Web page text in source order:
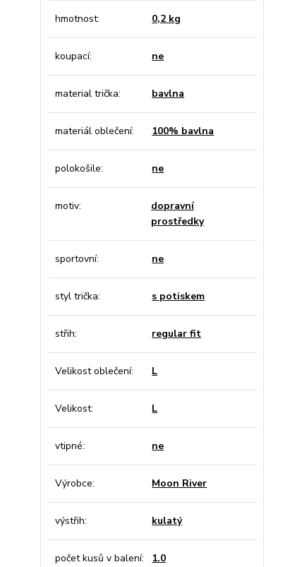
hmotnost 0,2 kg
koupací ne
material trička bavlna
materiál oblečení 100% bavlna
polokošile ne
motiv
dopravní
prostředky
sportovní ne
styl trička s potiskem
střih regular fit
Velikost oblečení L
Velikost L
vtipné ne
Výrobce Moon River
výstřih kulatý
počet kusů v balení 1.0